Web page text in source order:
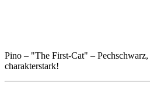
Pino – "The First-Cat" –
charakterstark!